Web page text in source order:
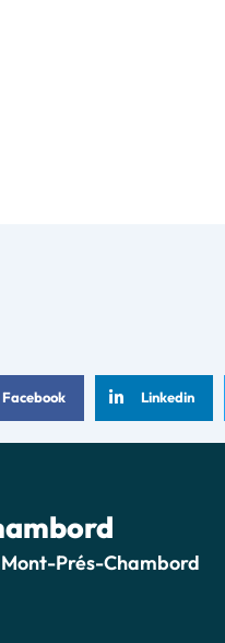
Facebook Linkedin
Prés-Chambord